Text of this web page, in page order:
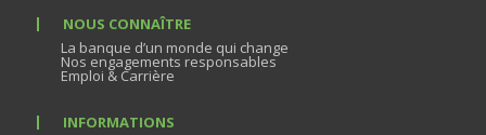
NOUS CONNAÎTRE
La banque d’un monde qui change
Nos engagements responsables
Emploi & Carrière
INFORMATIONS